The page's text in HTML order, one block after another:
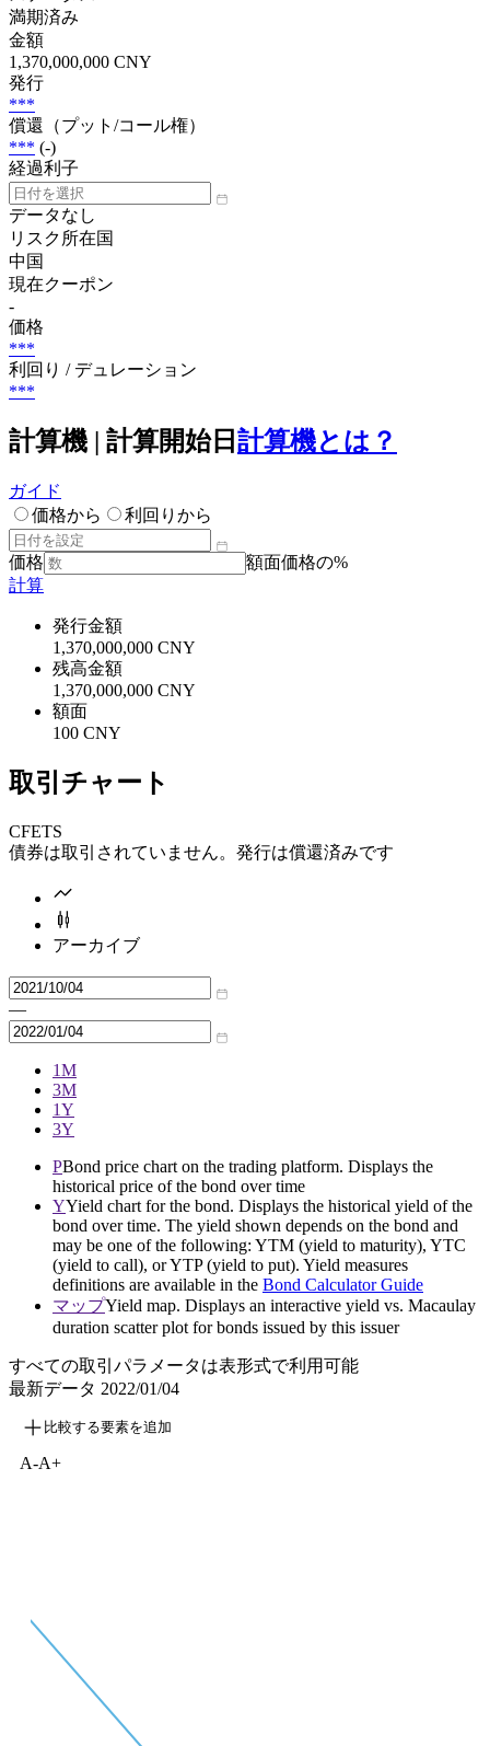
満期済み
金額
1,370,000,000 CNY
発行
***
償還（プット/コール権）
*** (-)
経過利子
データなし
リスク所在国
中国
現在クーポン
-
価格
***
利回り / デュレーション
***
計算機 | 計算開始日 計算機とは？
ガイド
価格から
利回りから
価格
額面価格の%
計算
発行金額
1,370,000,000 CNY
残高金額
1,370,000,000 CNY
額面
100 CNY
取引チャート
CFETS
債券は取引されていません。発行は償還済みです
アーカイブ
—
1M
3M
1Y
3Y
PBond price chart on the trading platform. Displays the
historical price of the bond over time
YYield chart for the bond. Displays the historical yield of the
bond over time. The yield shown depends on the bond and
may be one of the following: YTM (yield to maturity), YTC
(yield to call), or YTP (yield to put). Yield measures
definitions are available in the Bond Calculator Guide
マップYield map. Displays an interactive yield vs. Macaulay
duration scatter plot for bonds issued by this issuer
すべての取引パラメータは表形式で利用可能
最新データ 2022/01/04
比較する要素を追加